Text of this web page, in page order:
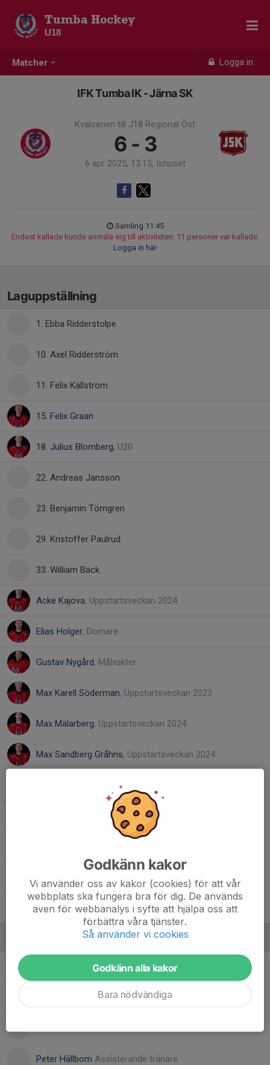
Matcher Logga in
Tumba Hockey
U18
IFK Tumba IK - Järna SK
Kvalserien till J18 Regional Öst
6 - 3
6 apr 2025, 13:15, Ishuset
Samling 11:45
Endast kallade kunde anmäla sig till aktiviteten. 11 personer var kallade.
Logga in här
Laguppställning
1. Ebba Ridderstolpe
10. Axel Ridderström
11. Felix Källström
15. Felix Graan
18. Julius Blomberg, U20
22. Andreas Jansson
23. Benjamin Törngren
29. Kristoffer Paulrud
33. William Bäck
Acke Kajova, Uppstartsveckan 2024
Elias Holger, Domare
Gustav Nygård, Målvakter
Max Karell Söderman, Uppstartsveckan 2023
Max Mälarberg, Uppstartsveckan 2024
Max Sandberg Gråhns, Uppstartsveckan 2024
, Uppstartsveckan 2024
, Uppstartsveckan 2024
Simon Lind , Uppstartsveckan 2024
Theo Ivarsson, Uppstartsveckan 2024
Ass. tränare
Fotograf,Medieansvarig & Allt i allo
Peter Hällbom Assisterande tränare
Godkänn kakor
Vi använder oss av kakor (cookies) för att vår
webbplats ska fungera bra för dig. De används
även för webbanalys i syfte att hjälpa oss att
förbättra våra tjänster.
Så använder vi cookies
Godkänn alla kakor
Bara nödvändiga